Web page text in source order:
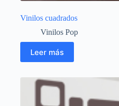
Vinilos cuadrados
Vinilos Pop
Leer más